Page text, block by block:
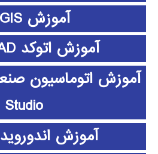
آموزش ArcGIS
آموزش اتوکد AUTOCAD
Studio
آموزش اندوروید android